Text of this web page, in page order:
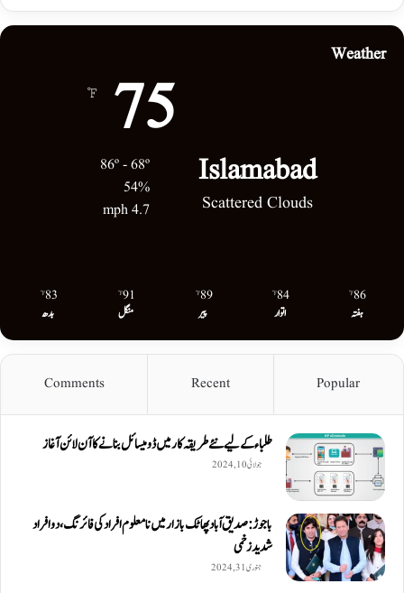
Weather
Islamabad
Scattered Clouds
75
℉
54%
4.7 mph
86
℉
ہفتہ
84
℉
اتوار
89
℉
پیر
91
℉
منگل
83
℉
بدھ
Popular
Recent
Comments
طلباء کے لیے نئے طریقہ کار میں ڈومیسائل بنانے کا آن لائن آغاز
جولائی 10, 2024
باجوڑ: صدیق اۤباد پھاٹک بازار میں نامعلوم افراد کی فائرنگ، دو افراد
شدید زخمی
جنوری 31, 2024